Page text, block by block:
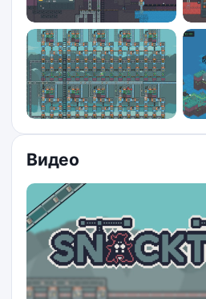
Видео